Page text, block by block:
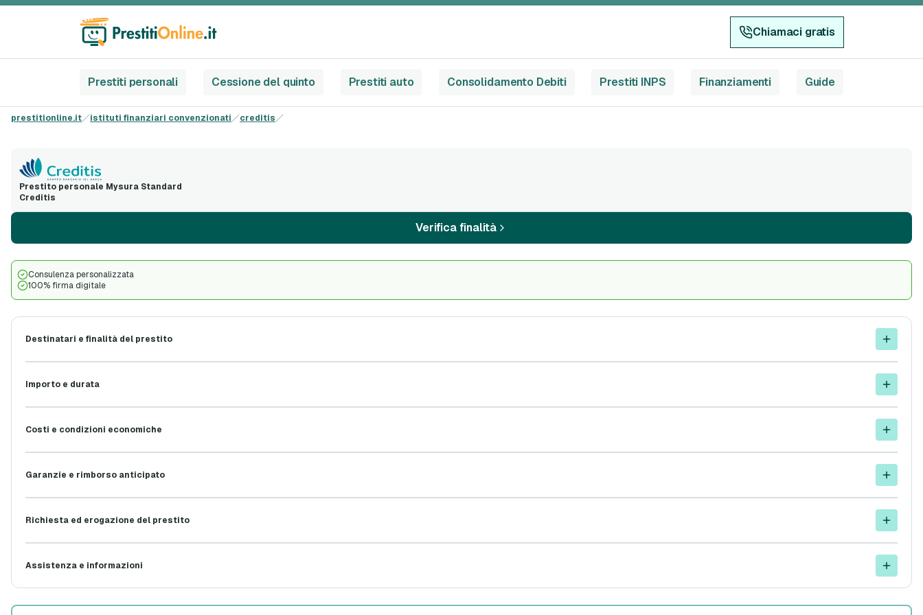
Chiamaci gratis
Prestiti personali Cessione del quinto Prestiti auto Consolidamento Debiti Prestiti INPS Finanziamenti Guide
prestitionline.it istituti finanziari convenzionati creditis
Prestito personale Mysura Standard
Creditis
Verifica finalità
Consulenza personalizzata
100% firma digitale
Destinatari e finalità del prestito
Importo e durata
Costi e condizioni economiche
Garanzie e rimborso anticipato
Richiesta ed erogazione del prestito
Assistenza e informazioni